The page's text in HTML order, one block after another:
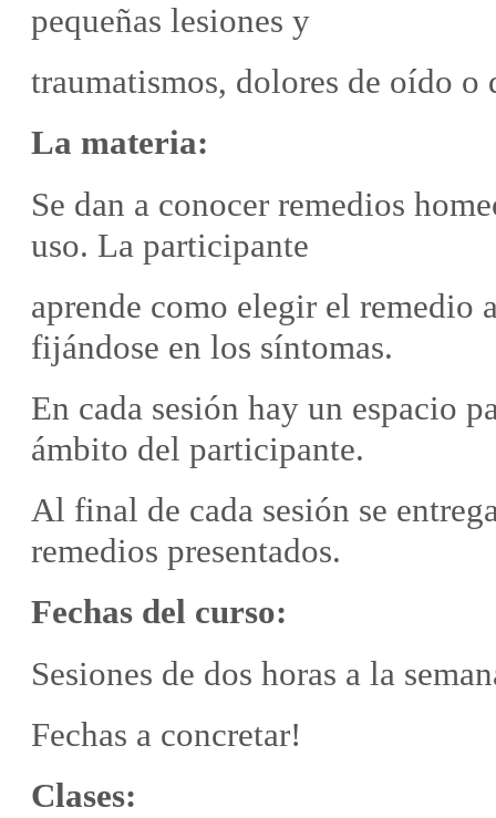
pequeñas lesiones y
traumatismos, dolores de oído o
La materia:
Se dan a conocer remedios
uso. La participante
aprende como elegir el remedio
fijándose en los síntomas.
En cada sesión hay un espacio
ámbito del participante.
Al final de cada sesión se
remedios presentados.
Fechas del curso:
Sesiones de dos horas a la
Fechas a concretar!
Clases: